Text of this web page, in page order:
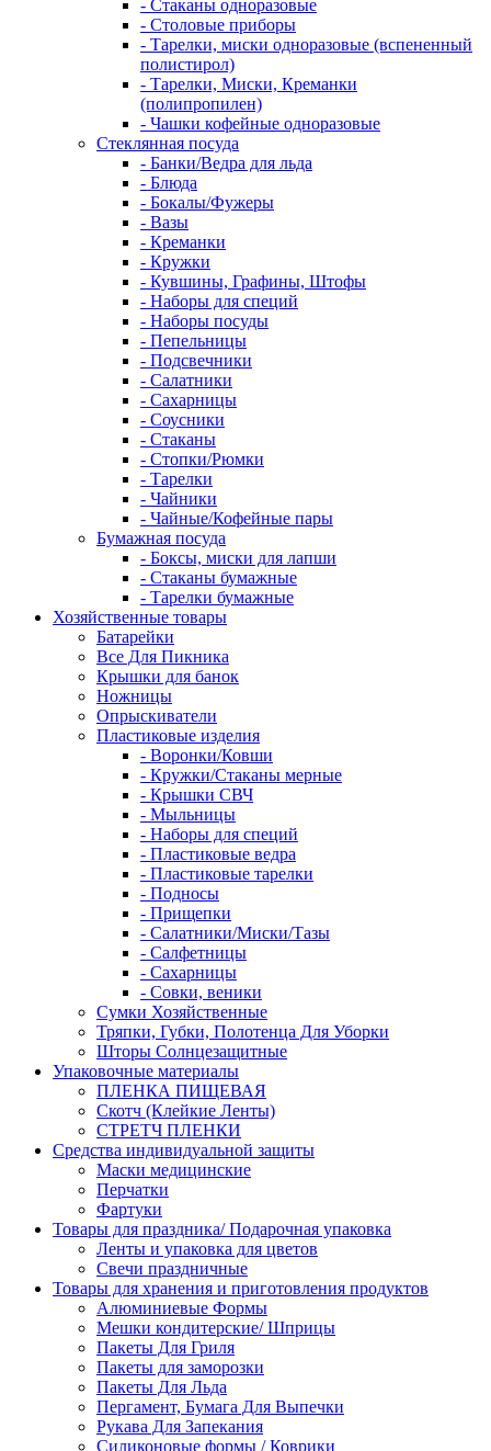
- Стаканы одноразовые
- Столовые приборы
- Тарелки, миски одноразовые (вспененный
полистирол)
- Тарелки, Миски, Креманки
(полипропилен)
- Чашки кофейные одноразовые
Стеклянная посуда
- Банки/Ведра для льда
- Блюда
- Бокалы/Фужеры
- Вазы
- Креманки
- Кружки
- Кувшины, Графины, Штофы
- Наборы для специй
- Наборы посуды
- Пепельницы
- Подсвечники
- Салатники
- Сахарницы
- Соусники
- Стаканы
- Стопки/Рюмки
- Тарелки
- Чайники
- Чайные/Кофейные пары
Бумажная посуда
- Боксы, миски для лапши
- Стаканы бумажные
- Тарелки бумажные
Хозяйственные товары
Батарейки
Все Для Пикника
Крышки для банок
Ножницы
Опрыскиватели
Пластиковые изделия
- Воронки/Ковши
- Кружки/Стаканы мерные
- Крышки СВЧ
- Мыльницы
- Наборы для специй
- Пластиковые ведра
- Пластиковые тарелки
- Подносы
- Прищепки
- Салатники/Миски/Тазы
- Салфетницы
- Сахарницы
- Совки, веники
Сумки Хозяйственные
Тряпки, Губки, Полотенца Для Уборки
Шторы Солнцезащитные
Упаковочные материалы
ПЛЕНКА ПИЩЕВАЯ
Скотч (Клейкие Ленты)
СТРЕТЧ ПЛЕНКИ
Средства индивидуальной защиты
Маски медицинские
Перчатки
Фартуки
Товары для праздника/ Подарочная упаковка
Ленты и упаковка для цветов
Свечи праздничные
Товары для хранения и приготовления продуктов
Алюминиевые Формы
Мешки кондитерские/ Шприцы
Пакеты Для Гриля
Пакеты для заморозки
Пакеты Для Льда
Пергамент, Бумага Для Выпечки
Рукава Для Запекания
Силиконовые формы / Коврики